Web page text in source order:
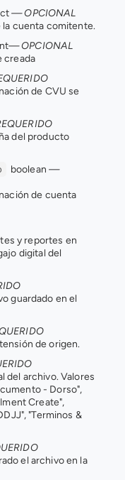
— OPCIONAL
la cuenta comitente.
— OPCIONAL
creada
de CVU se
del producto
  boolean
—
de cuenta
y reportes en
digital del
guardado en el
de origen.
del archivo. Valores
- Dorso",
Create",
"Terminos &
el archivo en la